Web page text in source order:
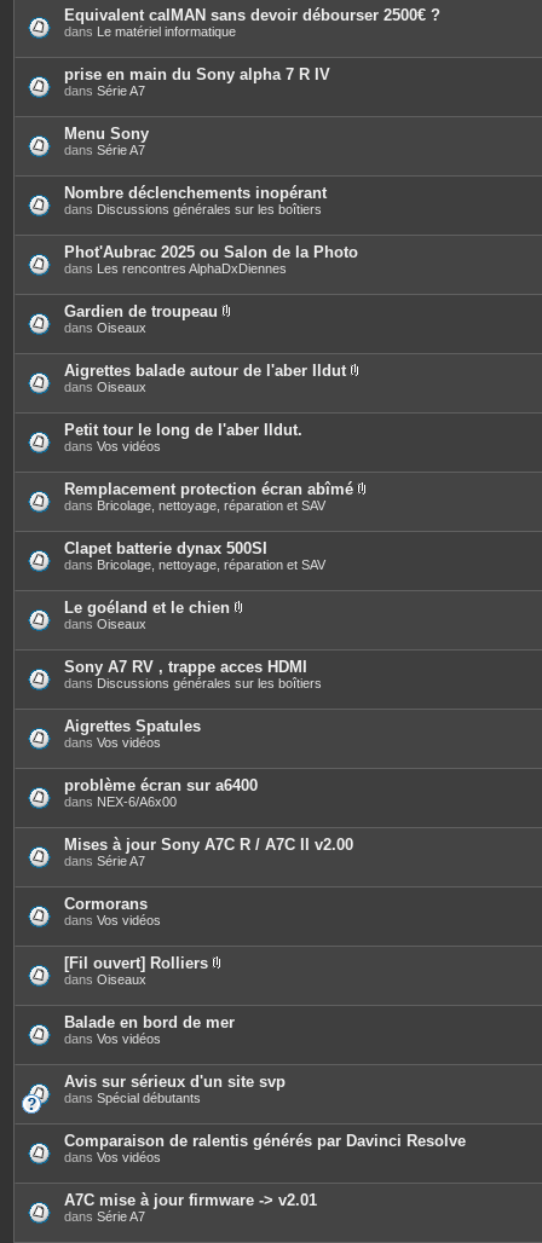
Equivalent calMAN sans devoir débourser 2500€ ?
dans Le matériel informatique
prise en main du Sony alpha 7 R IV
dans Série A7
Menu Sony
dans Série A7
Nombre déclenchements inopérant
dans Discussions générales sur les boîtiers
Phot'Aubrac 2025 ou Salon de la Photo
dans Les rencontres AlphaDxDiennes
Gardien de troupeau
è
c
j
o
i
t
e
s
dans Oiseaux
Aigrettes balade autour de l'aber Ildut
è
j
o
i
t
dans Oiseaux
Petit tour le long de l'aber Ildut.
dans Vos vidéos
Remplacement protection écran abîmé
è
j
t
dans Bricolage, nettoyage, réparation et SAV
Clapet batterie dynax 500SI
dans Bricolage, nettoyage, réparation et SAV
Le goéland et le chien
è
c
e
s
j
t
e
s
dans Oiseaux
Sony A7 RV , trappe acces HDMI
dans Discussions générales sur les boîtiers
Aigrettes Spatules
dans Vos vidéos
problème écran sur a6400
dans NEX-6/A6x00
Mises à jour Sony A7C R / A7C II v2.00
dans Série A7
Cormorans
dans Vos vidéos
[Fil ouvert] Rolliers
è
c
j
o
i
t
e
s
dans Oiseaux
Balade en bord de mer
dans Vos vidéos
Avis sur sérieux d'un site svp
dans Spécial débutants
Comparaison de ralentis générés par Davinci Resolve
dans Vos vidéos
A7C mise à jour firmware -> v2.01
dans Série A7